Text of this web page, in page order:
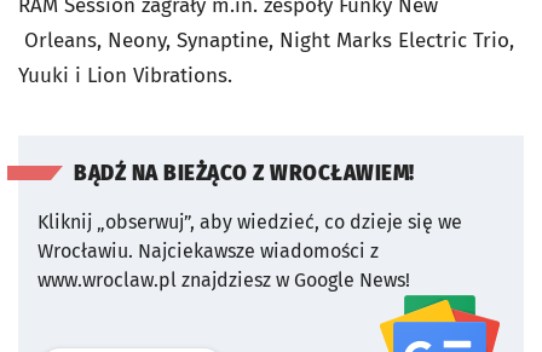
RAM Session zagrały m.in. zespoły Funky New
Orleans, Neony, Synaptine, Night Marks Electric Trio,
Yuuki i Lion Vibrations.
BĄDŹ NA BIEŻĄCO Z WROCŁAWIEM!
Kliknij „obserwuj”, aby wiedzieć, co dzieje się we
Wrocławiu. Najciekawsze wiadomości z
www.wroclaw.pl znajdziesz w Google News!